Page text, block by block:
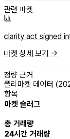
관련 마켓
clarity act signed
마켓 상세 보기 →
정량 근거
폴리마켓 데이터
항목
마켓 슬러그
총 거래량
24시간 거래량